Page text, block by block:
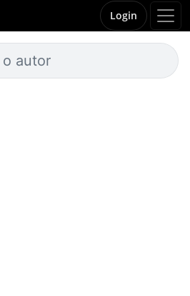
Login